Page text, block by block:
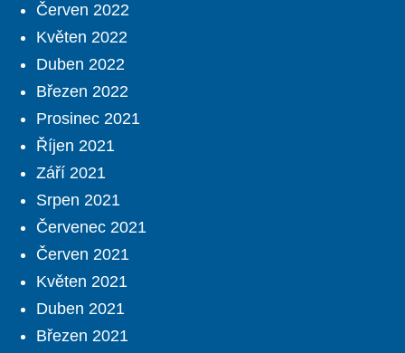
Červen 2022
Květen 2022
Duben 2022
Březen 2022
Prosinec 2021
Říjen 2021
Září 2021
Srpen 2021
Červenec 2021
Červen 2021
Květen 2021
Duben 2021
Březen 2021